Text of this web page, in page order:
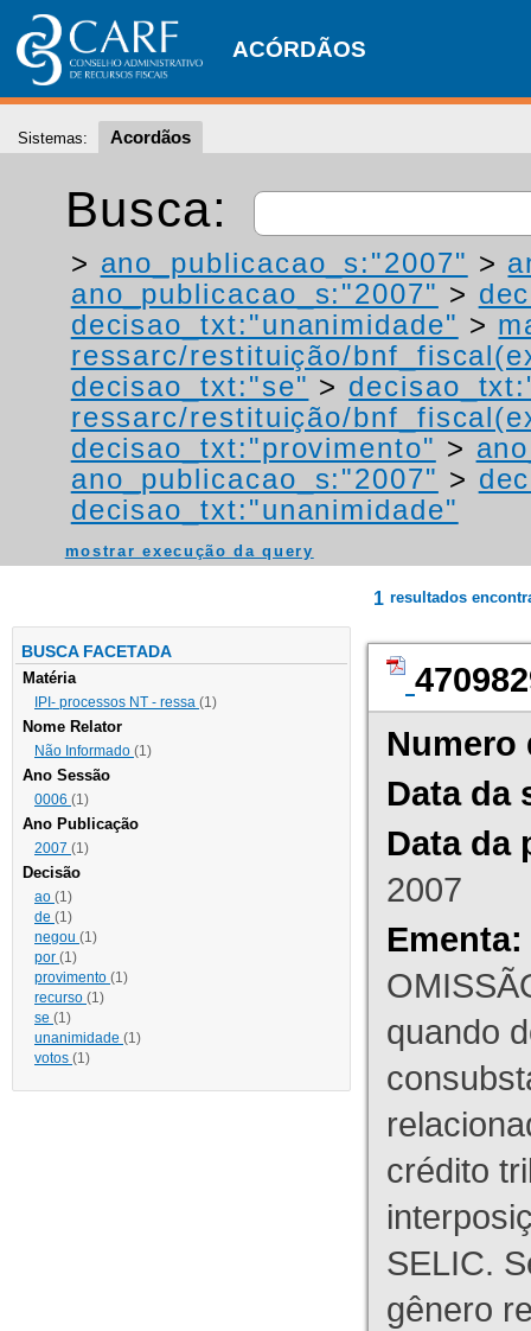
ACÓRDÃOS
Sistemas: Acordãos
Busca:
> ano_publicacao_s:"2007" >
ano_publicacao_s:"2007" >
decisao_txt:"unanimidade" >
ressarc/restituição/
decisao_txt:"se" >
ressarc/restituição/
decisao_txt:"provimento" >
ano_publicacao_s:"2007" >
decisao_txt:"unanimidade"
mostrar execução da query
BUSCA FACETADA
Matéria
IPI- processos NT - ressa (1)
Nome Relator
Não Informado (1)
Ano Sessão
0006 (1)
Ano Publicação
2007 (1)
Decisão
ao (1)
de (1)
negou (1)
por (1)
provimento (1)
recurso (1)
se (1)
unanimidade (1)
votos (1)
1 resultados
Numero
Data da
Data da
2007
Ementa:
quando
crédito
SELIC.
gênero